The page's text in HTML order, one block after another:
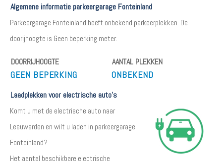
Algemene informatie parkeergarage Fonteinland
Parkeergarage Fonteinland heeft onbekend parkeerplekken. De
doorijhoogte is Geen beperking meter.
DOORRIJHOOGTE
GEEN BEPERKING
AANTAL PLEKKEN
ONBEKEND
Laadplekken voor electrische auto's
Komt u met de electrische auto naar
Leeuwarden en wilt u laden in parkeergarage
Fonteinland?
Het aantal beschikbare electrische